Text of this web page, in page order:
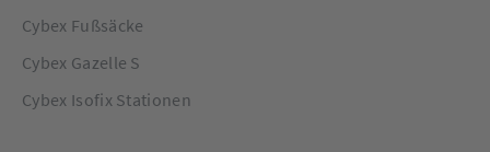
Cybex Fußsäcke
Cybex Gazelle S
Cybex Isofix Stationen